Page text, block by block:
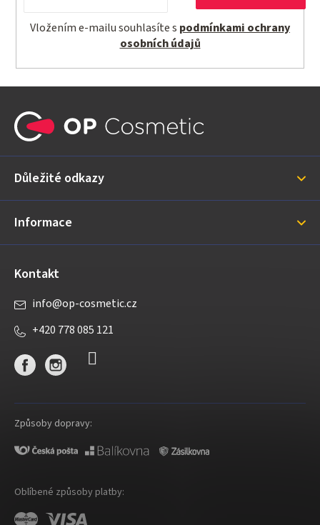
Vložením e-mailu souhlasíte s podmínkami ochrany
osobních údajů
a
í
Důležité odkazy
Informace
Kontakt
info@op-cosmetic.cz
+420 778 085 121
Způsoby dopravy:
Oblíbené způsoby platby: